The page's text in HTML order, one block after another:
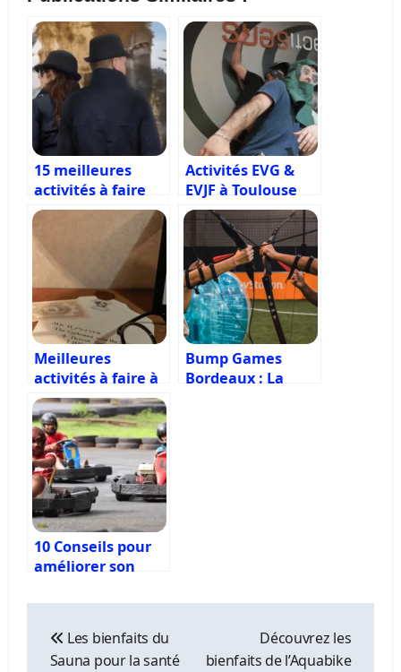
15 meilleures
activités à faire
pour EVG à
Activités EVG &
EVJF à Toulouse
Meilleures
activités à faire à
Toulouse quand il
pleut !
Bump Games
Bordeaux : La
10 Conseils pour
améliorer son
l’article
Les bienfaits du
Sauna pour la santé
Découvrez les
bienfaits de l’Aquabike